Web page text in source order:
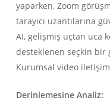
yaparken, Zoom
tarayıcı uzantılarına
AI, gelişmiş uçtan uca
desteklenen seçkin bir
Kurumsal video
Derinlemesine Analiz: